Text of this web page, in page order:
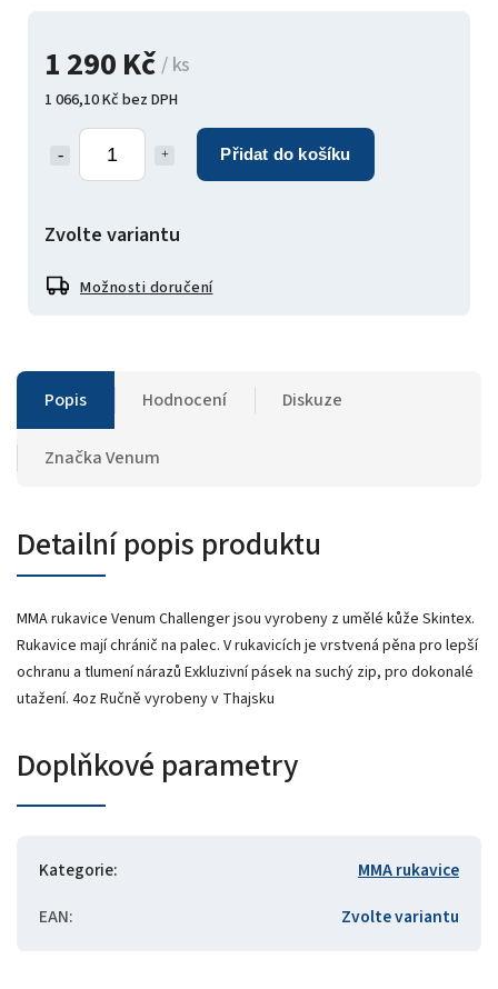
1 290 Kč/ ks
1 066,10 Kč bez DPH
Přidat do košíku
Zvolte variantu
Možnosti doručení
Popis Hodnocení Diskuze
ZnačkaVenum
Detailní popis produktu
MMA rukavice Venum Challenger jsou vyrobeny z umělé kůže Skintex.
Rukavice mají chránič na palec. V rukavicích je vrstvená pěna pro lepší
ochranu a tlumení nárazů Exkluzivní pásek na suchý zip, pro dokonalé
utažení. 4oz Ručně vyrobeny v Thajsku
Doplňkové parametry
Kategorie:
MMA rukavice
EAN: Zvolte variantu